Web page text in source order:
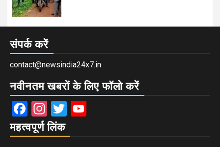
संपर्क करें
contact@newsindia24x7.in
नवीनतम खबरों के लिए फॉलो करें
Facebook
Instagram
Twitter
महत्वपूर्ण लिंक